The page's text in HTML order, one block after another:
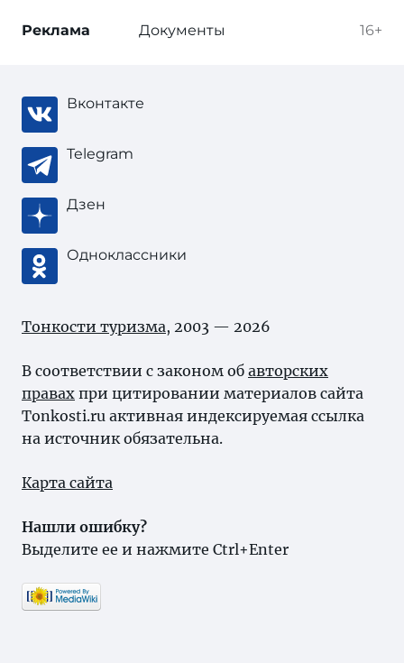
16+
Реклама Документы
Вконтакте
Telegram
Дзен
Одноклассники
Тонкости туризма, 2003 — 2026
В соответствии с законом об авторских
правах при цитировании материалов сайта
Tonkosti.ru активная индексируемая ссылка
на источник обязательна.
Карта сайта
Нашли ошибку?
Выделите ее и нажмите Ctrl+Enter